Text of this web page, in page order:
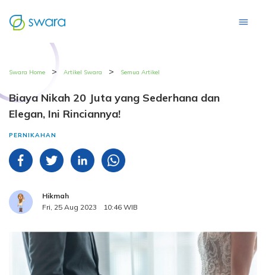
Swara Home > Artikel Swara > Semua Artikel
Biaya Nikah 20 Juta yang Sederhana dan
Elegan, Ini Rinciannya!
PERNIKAHAN
Hikmah
Fri, 25 Aug 2023
10:46 WIB